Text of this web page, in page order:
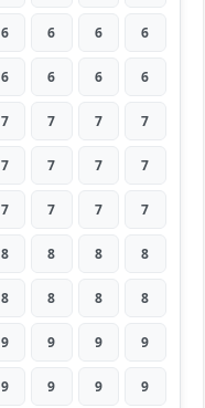
6 6 6 6
6 6 6 6
7 7 7 7
7 7 7 7
7 7 7 7
8 8 8 8
8 8 8 8
9 9 9 9
9 9 9 9